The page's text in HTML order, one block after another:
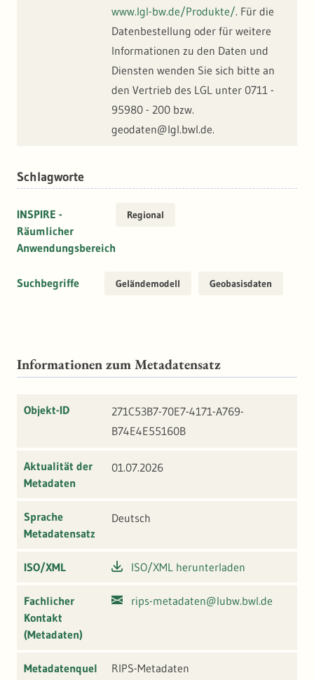
www.lgl-bw.de/Produkte/. Für die
Datenbestellung oder für weitere
Informationen zu den Daten und
Diensten wenden Sie sich bitte an
den Vertrieb des LGL unter 0711 -
95980 - 200 bzw.
geodaten@lgl.bwl.de.
Schlagworte
INSPIRE -
Räumlicher
Anwendungsbereich
Regional
Suchbegriffe Geländemodell Geobasisdaten
Informationen zum Metadatensatz
Objekt-ID
271C53B7-70E7-4171-A769-
B74E4E55160B
Aktualität der
Metadaten
01.07.2026
Sprache
Metadatensatz
Deutsch
ISO/XML ISO/XML herunterladen
Fachlicher
Kontakt
(Metadaten)
rips-metadaten@lubw.bwl.de
Metadatenquel
RIPS-Metadaten